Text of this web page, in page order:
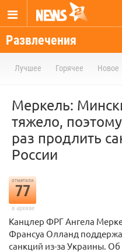
Развлечения
Лучшее Горячее Новое
Меркель:
тяжело,
раз продлить
России
отметили
77
в архиве
Канцлер ФРГ Ангела
Франсуа Олланд
санкций из-за Украины.